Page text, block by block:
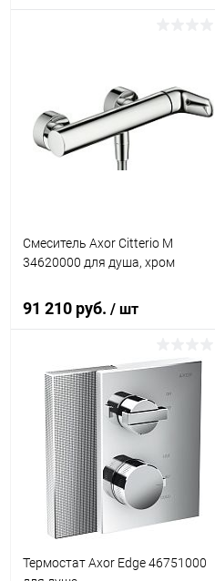
Купить в 1 клик Сравнение
В избранное
Смеситель Axor Citterio M
34620000 для душа, хром
91 210 руб. / шт
Купить в 1 клик Сравнение
В избранное Под заказ
Термостат Axor Edge 46751000